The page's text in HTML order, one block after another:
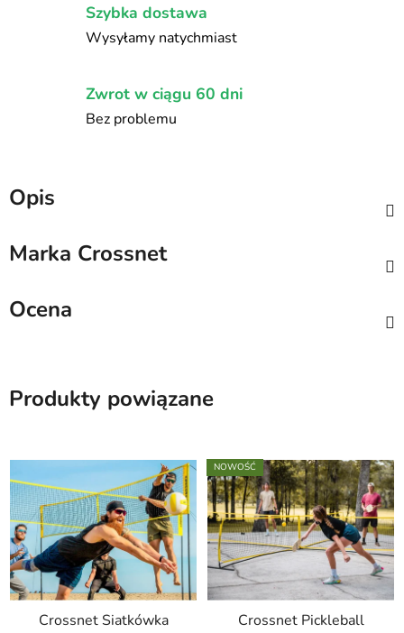
Szybka dostawa
Wysyłamy natychmiast
Zwrot w ciągu 60 dni
Bez problemu
Opis
Marka Crossnet
Ocena
Produkty powiązane
Crossnet Siatkówka
NOWOŚĆ
Crossnet Pickleball